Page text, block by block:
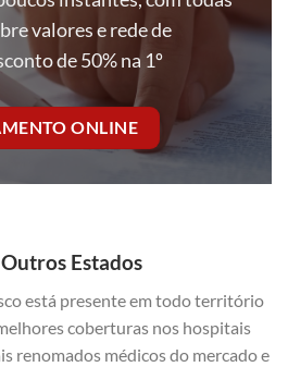
valores e rede de
de 50% na 1º
ONLINE
Estados
está presente em todo território
coberturas nos hospitais
renomados médicos do mercado e